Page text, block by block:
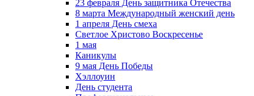
23 февраля День защитника Отечества
8 марта Международный женский день
1 апреля День смеха
Светлое Христово Воскресенье
1 мая
Каникулы
9 мая День Победы
Хэллоуин
День студента